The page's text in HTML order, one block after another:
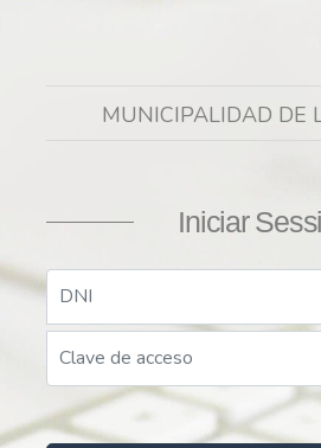
MUNICIPALIDAD DE
Iniciar